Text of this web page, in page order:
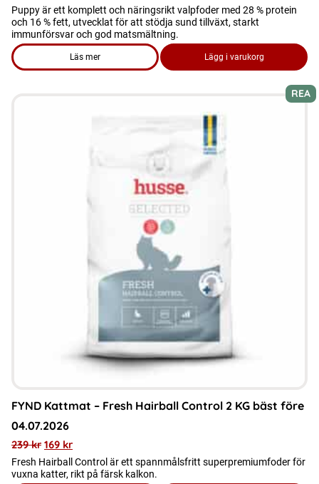
Puppy är ett komplett och näringsrikt valpfoder med 28 % protein
och 16 % fett, utvecklat för att stödja sund tillväxt, starkt
immunförsvar och god matsmältning.
Läs mer
om produkten FYND Hundmat - Puppy 15 kg Utgånget
Lägg i varukorg
REA
FYND Kattmat – Fresh Hairball Control 2 KG bäst före
04.07.2026
239kr 169 kr
Fresh Hairball Control är ett spannmålsfritt superpremiumfoder för
vuxna katter, rikt på färsk kalkon.